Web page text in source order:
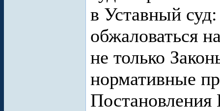
в Уставный
обжаловаться
не только
нормативные
Постановления